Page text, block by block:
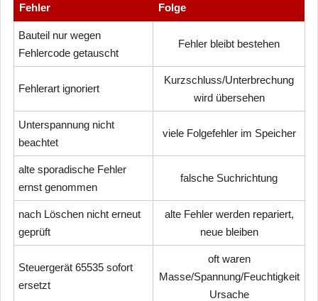
Fehler Folge
Bauteil nur wegen
Fehlercode getauscht
Fehler bleibt bestehen
Fehlerart ignoriert
Kurzschluss/Unterbrechung
wird übersehen
Unterspannung nicht
beachtet
viele Folgefehler im Speicher
alte sporadische Fehler
ernst genommen
falsche Suchrichtung
nach Löschen nicht erneut
geprüft
alte Fehler werden repariert,
neue bleiben
Steuergerät 65535 sofort
ersetzt
oft waren
Masse/Spannung/Feuchtigkeit
Ursache